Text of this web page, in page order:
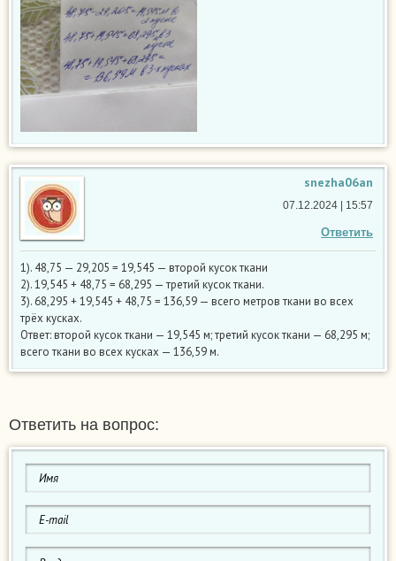
snezha06an
Ответить
07.12.2024 | 15:57
1). 48,75 — 29,205 = 19,545 — второй кусок ткани
2). 19,545 + 48,75 = 68,295 — третий кусок ткани.
3). 68,295 + 19,545 + 48,75 = 136,59 — всего метров ткани во всех
трёх кусках.
Ответ: второй кусок ткани — 19,545 м; третий кусок ткани — 68,295 м;
всего ткани во всех кусках — 136,59 м.
Ответить на вопрос: